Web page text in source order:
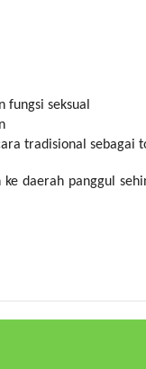
fungsi seksual
tradisional
daerah panggul